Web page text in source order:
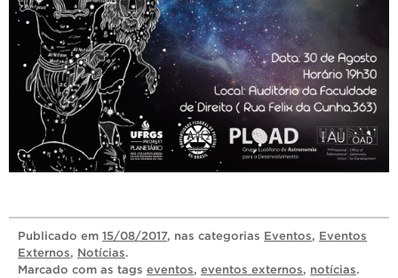
Publicado em 15/08/2017, nas categorias Eventos, Eventos
Externos, Notícias.
Marcado com as tags eventos, eventos externos, notícias.